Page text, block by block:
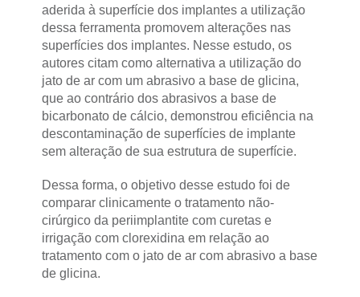
aderida à superfície dos implantes a utilização
dessa ferramenta promovem alterações nas
superfícies dos implantes. Nesse estudo, os
autores citam como alternativa a utilização do
jato de ar com um abrasivo a base de glicina,
que ao contrário dos abrasivos a base de
bicarbonato de cálcio, demonstrou eficiência na
descontaminação de superfícies de implante
sem alteração de sua estrutura de superfície.
Dessa forma, o objetivo desse estudo foi de
comparar clinicamente o tratamento não-
cirúrgico da periimplantite com curetas e
irrigação com clorexidina em relação ao
tratamento com o jato de ar com abrasivo a base
de glicina.